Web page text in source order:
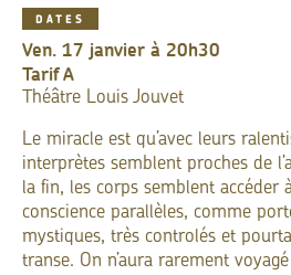
DATES
ven. 17 janvier à 20h30
TarifA
Théâtre Louis Jouvet
Le miracle est qu’avec leurs
interprètes semblent proches de
la fin, les corps semblent accéder
conscience parallèles, comme
mystiques, très controlés et
transe. On n’aura rarement